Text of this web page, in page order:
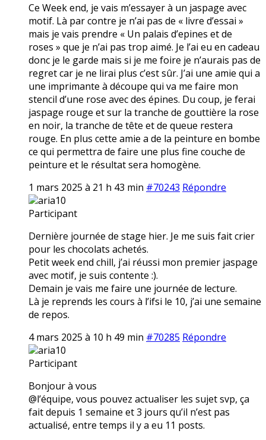
Ce Week end, je vais m’essayer à un jaspage avec
motif. Là par contre je n’ai pas de « livre d’essai »
mais je vais prendre « Un palais d’epines et de
roses » que je n’ai pas trop aimé. Je l’ai eu en cadeau
donc je le garde mais si je me foire je n’aurais pas de
regret car je ne lirai plus c’est sûr. J’ai une amie qui a
une imprimante à découpe qui va me faire mon
stencil d’une rose avec des épines. Du coup, je ferai
jaspage rouge et sur la tranche de gouttière la rose
en noir, la tranche de tête et de queue restera
rouge. En plus cette amie a de la peinture en bombe
ce qui permettra de faire une plus fine couche de
peinture et le résultat sera homogène.
1 mars 2025 à 21 h 43 min #70243 Répondre
aria10
Participant
Dernière journée de stage hier. Je me suis fait crier
pour les chocolats achetés.
Petit week end chill, j’ai réussi mon premier jaspage
avec motif, je suis contente :).
Demain je vais me faire une journée de lecture.
Là je reprends les cours à l’ifsi le 10, j’ai une semaine
de repos.
4 mars 2025 à 10 h 49 min #70285 Répondre
aria10
Participant
Bonjour à vous
@l’équipe, vous pouvez actualiser les sujet svp, ça
fait depuis 1 semaine et 3 jours qu’il n’est pas
actualisé, entre temps il y a eu 11 posts.